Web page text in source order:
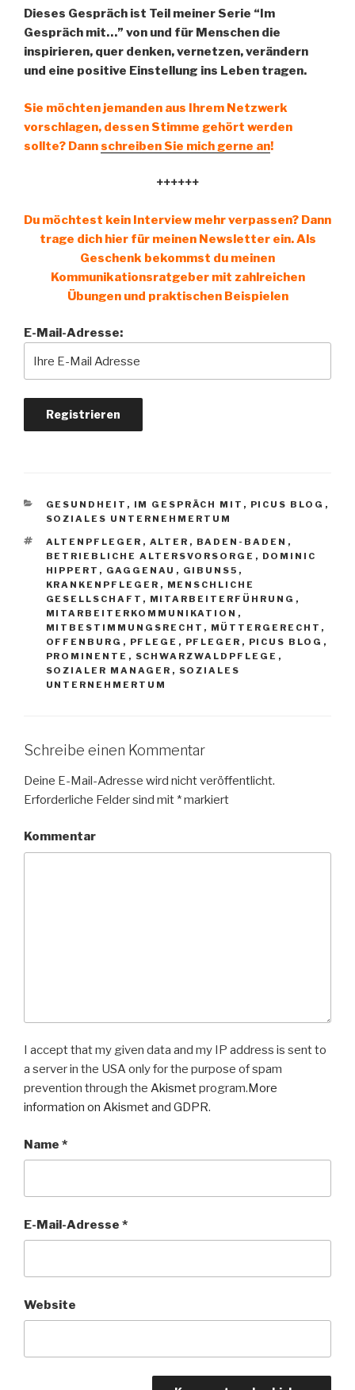
Dieses Gespräch ist Teil meiner Serie “Im
Gespräch mit…” von und für Menschen die
inspirieren, quer denken, vernetzen, verändern
und eine positive Einstellung ins Leben tragen.
Sie möchten jemanden aus Ihrem Netzwerk
vorschlagen, dessen Stimme gehört werden
sollte? Dannschreiben Sie mich gerne an!
++++++
Du möchtest kein Interview mehr verpassen? Dann
trage dich hier für meinen Newsletter ein. Als
Geschenk bekommst du meinen
Kommunikationsratgeber mit zahlreichen
Übungen und praktischen Beispielen
E-Mail-Adresse:
KATEGORIEN
GESUNDHEIT , IM GESPRÄCH MIT , PICUS BLOG ,
SOZIALES UNTERNEHMERTUM
SCHLAGWÖRTER
ALTENPFLEGER , ALTER , BADEN-BADEN ,
BETRIEBLICHE ALTERSVORSORGE , DOMINIC
HIPPERT , GAGGENAU , GIBUNS5 ,
KRANKENPFLEGER , MENSCHLICHE
GESELLSCHAFT , MITARBEITERFÜHRUNG ,
MITARBEITERKOMMUNIKATION ,
MITBESTIMMUNGSRECHT , MÜTTERGERECHT ,
OFFENBURG , PFLEGE , PFLEGER , PICUS BLOG ,
PROMINENTE , SCHWARZWALDPFLEGE ,
SOZIALER MANAGER , SOZIALES
UNTERNEHMERTUM
Schreibe einen Kommentar
Deine E-Mail-Adresse wird nicht veröffentlicht.
Erforderliche Felder sind mit *markiert
Kommentar
I accept that my given data and my IP address is sent to
a server in the USA only for the purpose of spam
prevention through the Akismetprogram. More
information on Akismet and GDPR.
Name *
E-Mail-Adresse *
Website